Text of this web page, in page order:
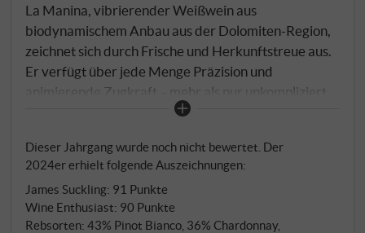
La Manina, vibrierender Weißwein aus
biodynamischem Anbau aus der Dolomiten-Region,
zeichnet sich durch Frische und Herkunftstreue aus.
Er verfügt über jede Menge Präzision und
animierende Zugkraft – mehr als nur unkompliziert,
er trägt den Stil des Hauses perfekt und verfügt über
fermentiert der Wein bei kontrollierten
Temperaturen in Edelstahl. Anschließend erfolgt
eine wenige Monate dauernde Feinhefelagerung zur
Förderung von Textur und Struktur.
Dieser Jahrgang wurde noch nicht bewertet. Der
2024er erhielt folgende Auszeichnungen:
James Suckling: 91 Punkte
Wine Enthusiast: 90 Punkte
Rebsorten: 43% Pinot Bianco, 36% Chardonnay,